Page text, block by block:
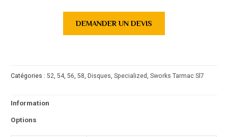
DEMANDER UN DEVIS
Catégories :52,54,56,58, Disques,Specialized,Sworks Tarmac Sl7
Information
Options